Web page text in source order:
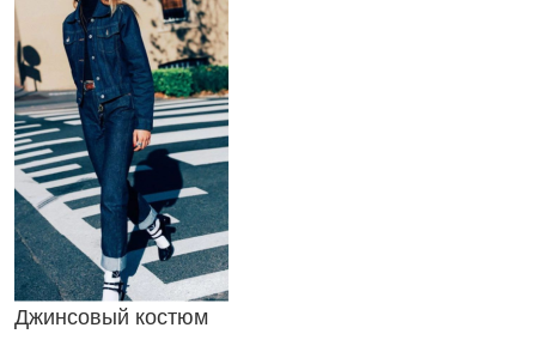
Джинсовый костюм